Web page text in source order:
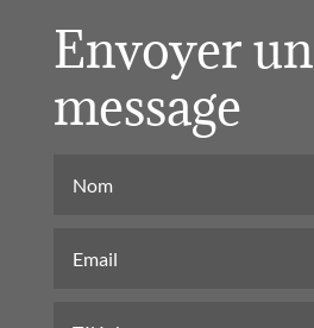
Envoyer un
message